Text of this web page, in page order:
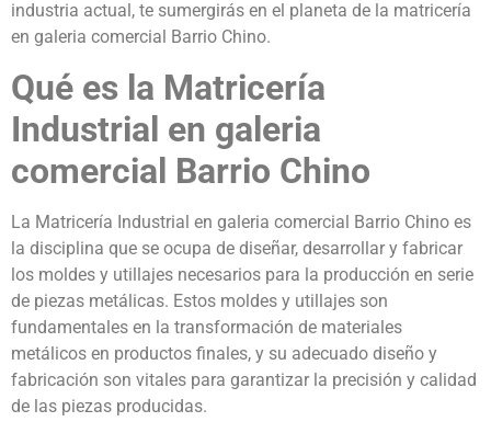
industria actual, te sumergirás en el planeta de la matricería
en galeria comercial Barrio Chino.
Qué es la Matricería
Industrial en galeria
comercial Barrio Chino
La Matricería Industrial en galeria comercial Barrio Chino es
la disciplina que se ocupa de diseñar, desarrollar y fabricar
los moldes y utillajes necesarios para la producción en serie
de piezas metálicas. Estos moldes y utillajes son
fundamentales en la transformación de materiales
metálicos en productos finales, y su adecuado diseño y
fabricación son vitales para garantizar la precisión y calidad
de las piezas producidas.